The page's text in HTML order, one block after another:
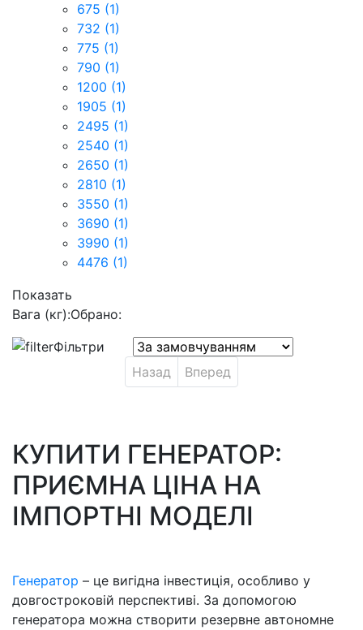
675 (1)
732 (1)
775 (1)
790 (1)
1200 (1)
1905 (1)
2495 (1)
2540 (1)
2650 (1)
2810 (1)
3550 (1)
3690 (1)
3990 (1)
4476 (1)
Показать
Вага (кг):Обрано:
Фільтри
Назад
Вперед
КУПИТИ ГЕНЕРАТОР:
ПРИЄМНА ЦІНА НА
ІМПОРТНІ МОДЕЛІ
Генератор – це вигідна інвестиція, особливо у
довгостроковій перспективі. За допомогою
генератора можна створити резервне автономне